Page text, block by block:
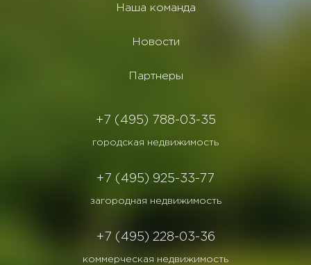
Наша команда
Новости
Партнеры
+7 (495) 788-03-35
городская недвижимость
+7 (495) 925-33-77
загородная недвижимость
+7 (495) 228-03-36
коммерческая недвижимость